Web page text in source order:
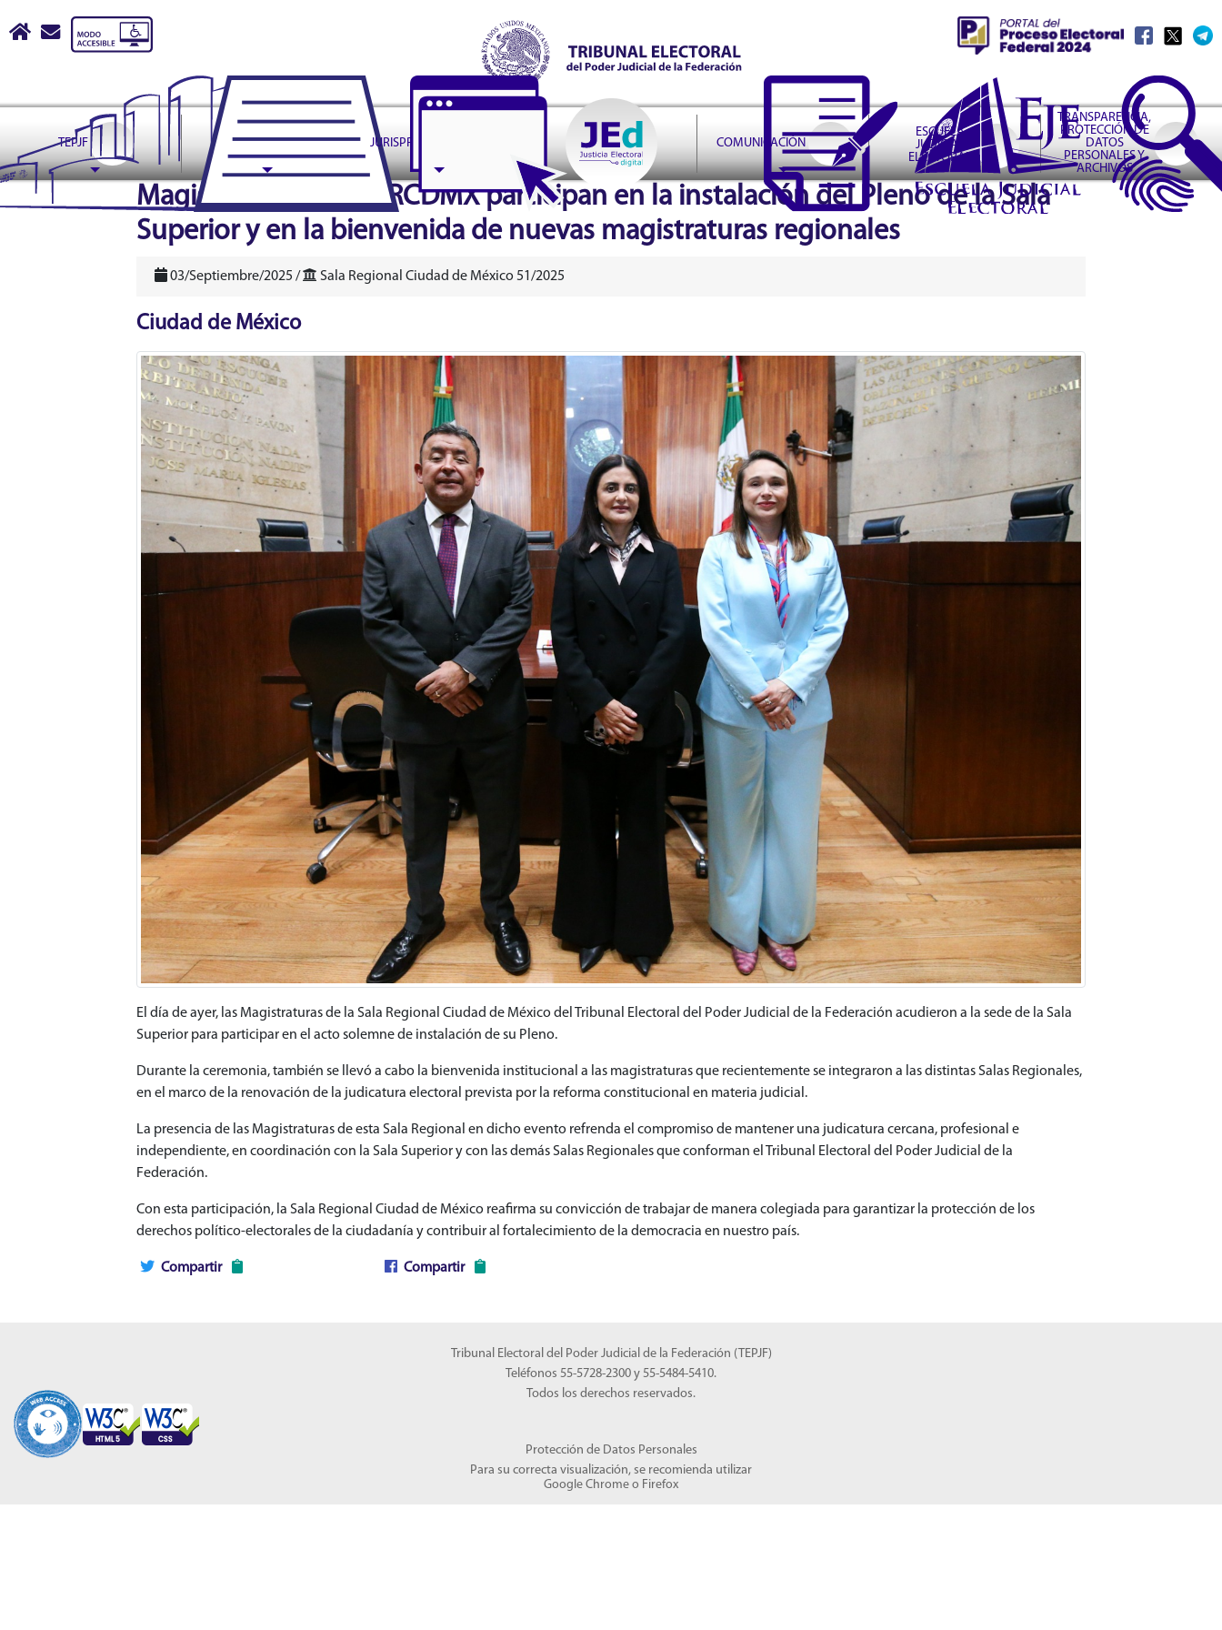
Tribunal Electoral del Poder Judicial de la Federación
Inicioescribir correo a contactoweb@te.gob.mx
TEPJF ASUNTOS JURISPRUDENCIA COMUNICACIÓN
ESCUELA
JUDICIAL
ELECTORAL
TRANSPARENCIA,
PROTECCIÓN DE
DATOS
PERSONALES Y
ARCHIVOS
header
Magistraturas de la SRCDMX participan en la instalación del Pleno de la Sala
Superior y en la bienvenida de nuevas magistraturas regionales
03/Septiembre/2025 / Sala Regional Ciudad de México 51/2025
Ciudad de México
El día de ayer, las Magistraturas de la Sala Regional Ciudad de México del Tribunal Electoral del Poder Judicial de la Federación acudieron a la sede de la Sala
Superior para participar en el acto solemne de instalación de su Pleno.
Durante la ceremonia, también se llevó a cabo la bienvenida institucional a las magistraturas que recientemente se integraron a las distintas Salas Regionales,
en el marco de la renovación de la judicatura electoral prevista por la reforma constitucional en materia judicial.
La presencia de las Magistraturas de esta Sala Regional en dicho evento refrenda el compromiso de mantener una judicatura cercana, profesional e
independiente, en coordinación con la Sala Superior y con las demás Salas Regionales que conforman el Tribunal Electoral del Poder Judicial de la
Federación.
Con esta participación, la Sala Regional Ciudad de México reafirma su convicción de trabajar de manera colegiada para garantizar la protección de los
derechos político-electorales de la ciudadanía y contribuir al fortalecimiento de la democracia en nuestro país.
Compartir Compartir
Tribunal Electoral del Poder Judicial de la Federación (TEPJF)
Teléfonos 55-5728-2300 y 55-5484-5410.
Todos los derechos reservados.
Protección de Datos Personales
Para su correcta visualización, se recomienda utilizar
Google Chrome o Firefox